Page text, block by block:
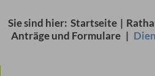
Sie sind hier: Startseite |
Anträge und Formulare |